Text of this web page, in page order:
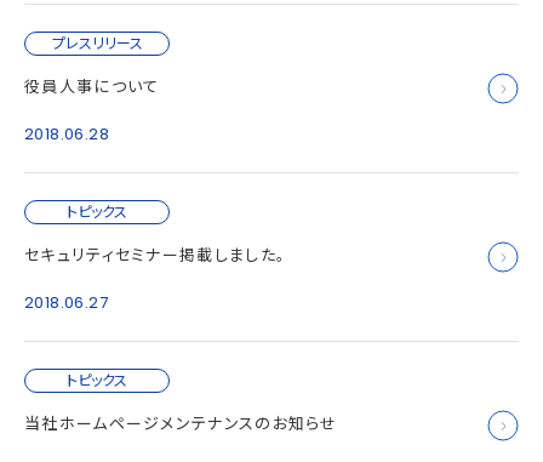
プレスリリース
役員人事について
2018.06.28
トピックス
セキュリティセミナー掲載しました。
2018.06.27
トピックス
当社ホームページメンテナンスのお知らせ